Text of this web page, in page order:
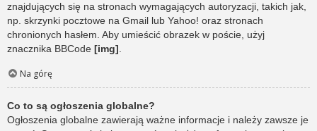
znajdujących się na stronach wymagających autoryzacji, takich jak,
np. skrzynki pocztowe na Gmail lub Yahoo! oraz stronach
chronionych hasłem. Aby umieścić obrazek w poście, użyj
znacznika BBCode [img].
Na górę
Co to są ogłoszenia globalne?
Ogłoszenia globalne zawierają ważne informacje i należy zawsze je